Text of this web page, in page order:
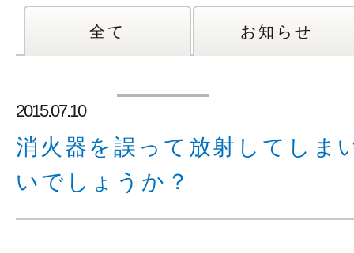
全て お知らせ
2015.07.10
消火器を誤って放射してしま
いでしょうか？